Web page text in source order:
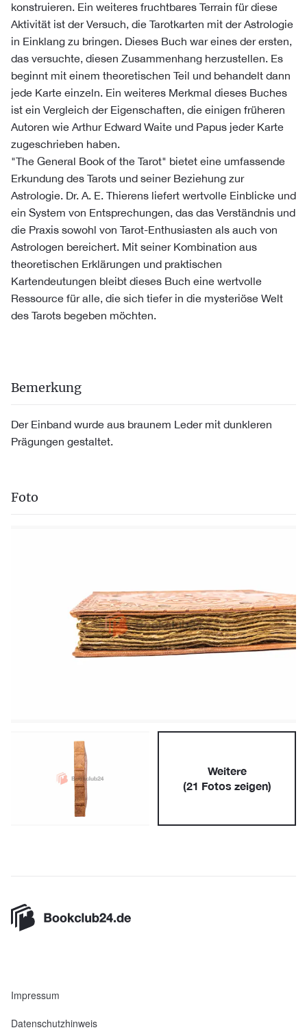
konstruieren. Ein weiteres fruchtbares Terrain für diese
Aktivität ist der Versuch, die Tarotkarten mit der Astrologie
in Einklang zu bringen. Dieses Buch war eines der ersten,
das versuchte, diesen Zusammenhang herzustellen. Es
beginnt mit einem theoretischen Teil und behandelt dann
jede Karte einzeln. Ein weiteres Merkmal dieses Buches
ist ein Vergleich der Eigenschaften, die einigen früheren
Autoren wie Arthur Edward Waite und Papus jeder Karte
zugeschrieben haben.
"The General Book of the Tarot" bietet eine umfassende
Erkundung des Tarots und seiner Beziehung zur
Astrologie. Dr. A. E. Thierens liefert wertvolle Einblicke und
ein System von Entsprechungen, das das Verständnis und
die Praxis sowohl von Tarot-Enthusiasten als auch von
Astrologen bereichert. Mit seiner Kombination aus
theoretischen Erklärungen und praktischen
Kartendeutungen bleibt dieses Buch eine wertvolle
Ressource für alle, die sich tiefer in die mysteriöse Welt
des Tarots begeben möchten.
Bemerkung
Der Einband wurde aus braunem Leder mit dunkleren
Prägungen gestaltet.
Foto
Weitere
(21 Fotos zeigen)
Impressum
Datenschutzhinweis